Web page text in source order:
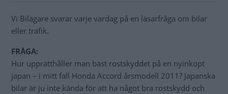
Vi Bilägare svarar varje vardag på en läsarfråga om bilar
eller trafik.
FRÅGA:
Hur upprätthåller man bäst rostskyddet på en nyinköpt
japan – i mitt fall Honda Accord årsmodell 2011? Japanska
bilar är ju inte kända för att ha något bra rostskydd och